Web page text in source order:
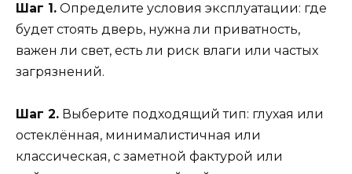
Шаг 1. Определите условия эксплуатации: где
будет стоять дверь, нужна ли приватность,
важен ли свет, есть ли риск влаги или частых
загрязнений.
Шаг 2. Выберите подходящий тип: глухая или
остеклённая, минималистичная или
классическая, с заметной фактурой или